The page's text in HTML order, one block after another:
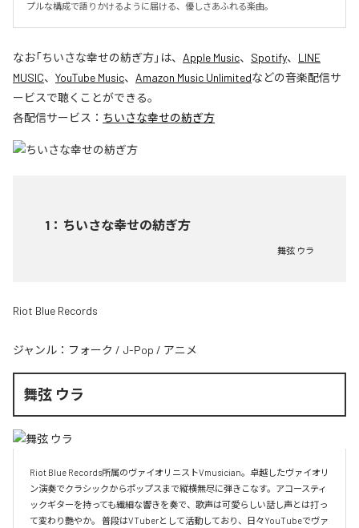
プルな構成で語りかけるように届ける、優しさあふれる楽曲。
なお「ちいさな幸せの紡ぎ方」は、 Apple Music、 Spotify、 LINE
MUSIC、 YouTube Music、 Amazon Music Unlimitedなどの音楽配信サ
ービスで聴くことができる。
各配信サービス： ちいさな幸せの紡ぎ方
1 ： ちいさな幸せの紡ぎ方
舞弦 ウラ
Riot Blue Records
ジャンル： フォーク / J-Pop / アニメ
舞弦 ウラ
Riot Blue Records所属のヴァイオリニストVmusician。卓越したヴァイオリ
ン演奏でクラシックからポップスまで縦横無尽に弾きこなす。アコースティ
ックギターを持っても繊細な響きを奏で、歌声は可愛らしい話し声とは打っ
て変わり艷やか。 普段はVTuberとして活動しており、日々YouTubeでヴァ